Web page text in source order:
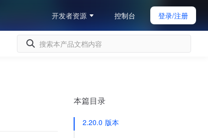
开发者资源 控制台 登录/注册
本篇目录
2.20.0 版本